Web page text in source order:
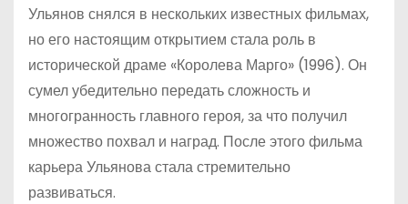
Ульянов снялся в нескольких известных фильмах,
но его настоящим открытием стала роль в
исторической драме «Королева Марго» (1996). Он
сумел убедительно передать сложность и
многогранность главного героя, за что получил
множество похвал и наград. После этого фильма
карьера Ульянова стала стремительно
развиваться.